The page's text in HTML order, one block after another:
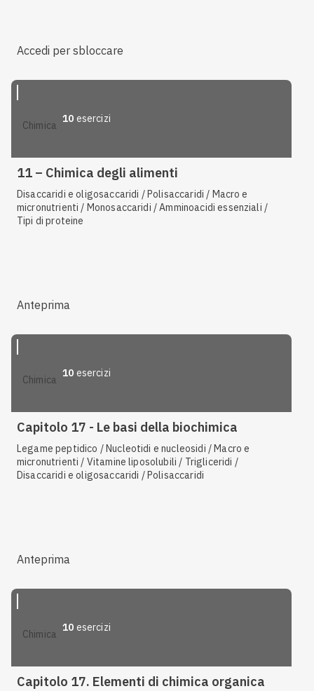
alchilici / Ordine di reazione / Tioli / Reazione di sostituzione
Gruppo funzionale ossidrile / Acidi grassi / Idrolisi degli
eteri / Costante di velocità
Accedi per sbloccare
chimica
10 esercizi
11 – Chimica degli alimenti
Disaccaridi e oligosaccaridi / Polisaccaridi / Macro e
micronutrienti / Monosaccaridi / Amminoacidi essenziali /
Tipi di proteine
Anteprima
chimica
10 esercizi
Capitolo 17 - Le basi della biochimica
Legame peptidico / Nucleotidi e nucleosidi / Macro e
micronutrienti / Vitamine liposolubili / Trigliceridi /
Disaccaridi e oligosaccaridi / Polisaccaridi
Anteprima
chimica
10 esercizi
Capitolo 17. Elementi di chimica organica